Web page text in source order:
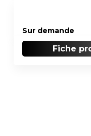
Sur demande
Fiche